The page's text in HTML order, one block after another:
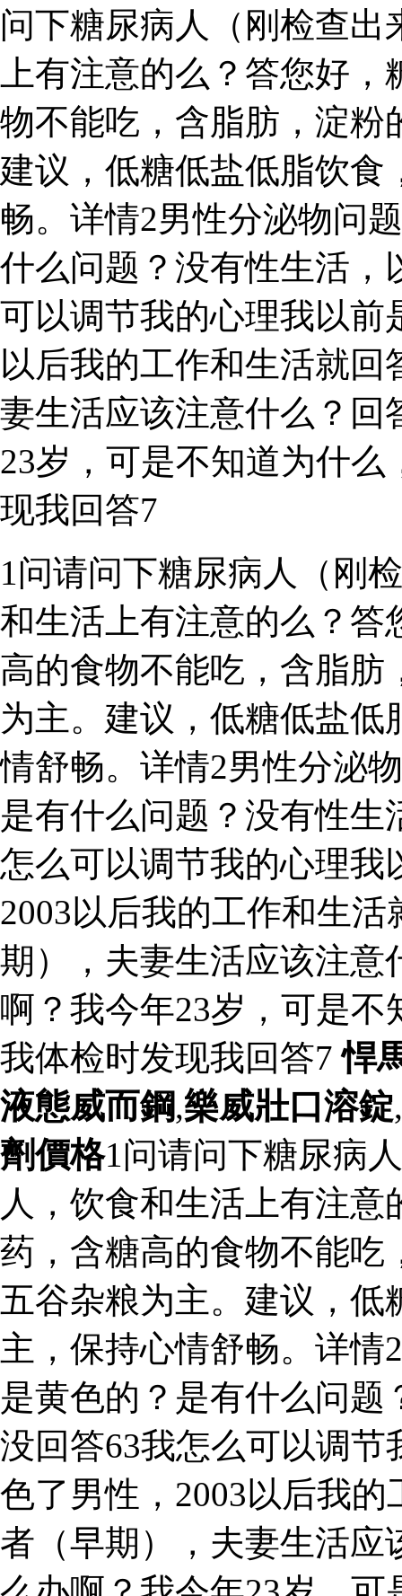
问下糖尿病人（刚检查出
上有注意的么？答您好
物不能吃，含脂肪，淀粉
建议，低糖低盐低脂饮食
畅。详情2男性分泌物问
什么问题？没有性生活，
可以调节我的心理我以前
以后我的工作和生活就
妻生活应该注意什么？回
23岁，可是不知道为什
现我回答7
1问请问下糖尿病人（刚
和生活上有注意的么？答
高的食物不能吃，含脂肪
为主。建议，低糖低盐
情舒畅。详情2男性分泌
是有什么问题？没有性生
怎么可以调节我的心理我
2003以后我的工作和生
期），夫妻生活应该注意
啊？我今年23岁，可是
我体检时发现我回答7悍
液態威而鋼,樂威壯口溶錠,
劑價格1问请问下糖尿病
人，饮食和生活上有注
药，含糖高的食物不能吃
五谷杂粮为主。建议，
主，保持心情舒畅。详
是黄色的？是有什么问
没回答63我怎么可以调
色了男性，2003以后我
者（早期），夫妻生活应